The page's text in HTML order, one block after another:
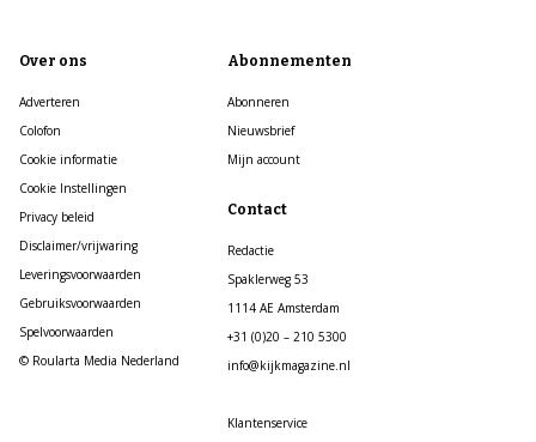
Over ons
Adverteren
Colofon
Cookie informatie
Cookie Instellingen
Privacy beleid
Disclaimer/vrijwaring
Leveringsvoorwaarden
Gebruiksvoorwaarden
Spelvoorwaarden
© Roularta Media Nederland
Abonnementen
Abonneren
Nieuwsbrief
Mijn account
Contact
Redactie
Spaklerweg 53
1114 AE Amsterdam
+31 (0)20 – 210 5300
info@kijkmagazine.nl
Klantenservice